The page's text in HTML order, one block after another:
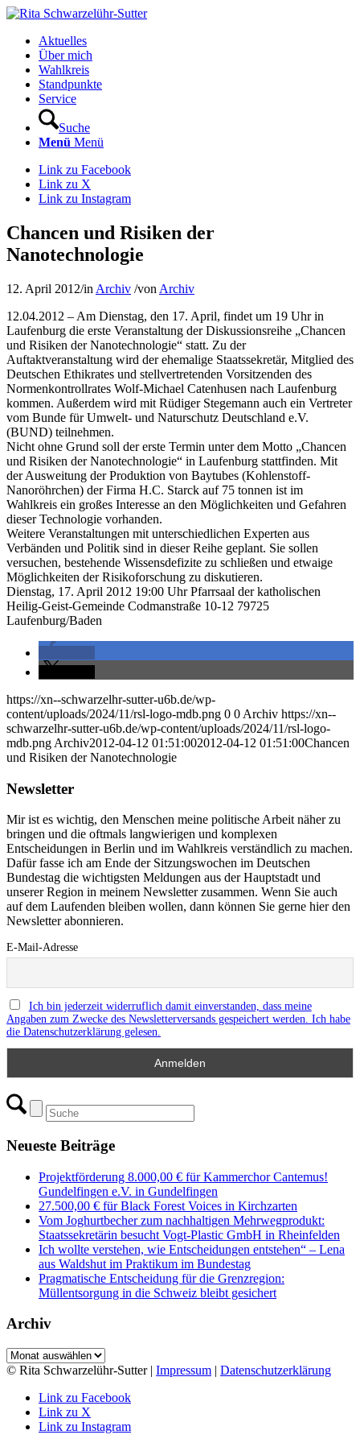
Aktuelles
Über mich
Wahlkreis
Standpunkte
Service
Suche
Menü Menü
Link zu Facebook
Link zu X
Link zu Instagram
Chancen und Risiken der
Nanotechnologie
12. April 2012/in Archiv /von Archiv
12.04.2012 – Am Dienstag, den 17. April, findet um 19 Uhr in
Laufenburg die erste Veranstaltung der Diskussionsreihe „Chancen
und Risiken der Nanotechnologie“ statt. Zu der
Auftaktveranstaltung wird der ehemalige Staatssekretär, Mitglied des
Deutschen Ethikrates und stellvertretenden Vorsitzenden des
Normenkontrollrates Wolf-Michael Catenhusen nach Laufenburg
kommen. Außerdem wird mit Rüdiger Stegemann auch ein Vertreter
vom Bunde für Umwelt- und Naturschutz Deutschland e.V.
(BUND) teilnehmen.
Nicht ohne Grund soll der erste Termin unter dem Motto „Chancen
und Risiken der Nanotechnologie“ in Laufenburg stattfinden. Mit
der Ausweitung der Produktion von Baytubes (Kohlenstoff-
Nanoröhrchen) der Firma H.C. Starck auf 75 tonnen ist im
Wahlkreis ein großes Interesse an den Möglichkeiten und Gefahren
dieser Technologie vorhanden.
Weitere Veranstaltungen mit unterschiedlichen Experten aus
Verbänden und Politik sind in dieser Reihe geplant. Sie sollen
versuchen, bestehende Wissensdefizite zu schließen und etwaige
Möglichkeiten der Risikoforschung zu diskutieren.
Dienstag, 17. April 2012 19:00 Uhr Pfarrsaal der katholischen
Heilig-Geist-Gemeinde Codmanstraße 10-12 79725
Laufenburg/Baden
https://xn--schwarzelhr-sutter-u6b.de/wp-
content/uploads/2024/11/rsl-logo-mdb.png 0 0 Archiv https://xn--
schwarzelhr-sutter-u6b.de/wp-content/uploads/2024/11/rsl-logo-
mdb.png Archiv2012-04-12 01:51:002012-04-12 01:51:00Chancen
und Risiken der Nanotechnologie
Newsletter
Mir ist es wichtig, den Menschen meine politische Arbeit näher zu
bringen und die oftmals langwierigen und komplexen
Entscheidungen in Berlin und im Wahlkreis verständlich zu machen.
Dafür fasse ich am Ende der Sitzungswochen im Deutschen
Bundestag die wichtigsten Meldungen aus der Hauptstadt und
unserer Region in meinem Newsletter zusammen. Wenn Sie auch
auf dem Laufenden bleiben wollen, dann können Sie gerne hier den
Newsletter abonnieren.
E-Mail-Adresse
Ich bin jederzeit widerruflich damit einverstanden, dass meine
Angaben zum Zwecke des Newsletterversands gespeichert werden. Ich habe
die Datenschutzerklärung gelesen.
Neueste Beiträge
Projektförderung 8.000,00 € für Kammerchor Cantemus!
Gundelfingen e.V. in Gundelfingen
27.500,00 € für Black Forest Voices in Kirchzarten
Vom Joghurtbecher zum nachhaltigen Mehrwegprodukt:
Staatssekretärin besucht Vogt-Plastic GmbH in Rheinfelden
Ich wollte verstehen, wie Entscheidungen entstehen“ – Lena
aus Waldshut im Praktikum im Bundestag
Pragmatische Entscheidung für die Grenzregion:
Müllentsorgung in die Schweiz bleibt gesichert
Archiv
Archiv
© Rita Schwarzelühr-Sutter | Impressum | Datenschutzerklärung
Link zu Facebook
Link zu X
Link zu Instagram